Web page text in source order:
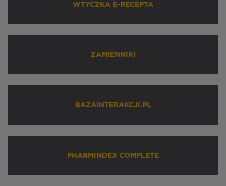
WTYCZKA E-RECEPTA
ZAMIENNIKI
BAZAINTERAKCJI.PL
PHARMINDEX COMPLETE